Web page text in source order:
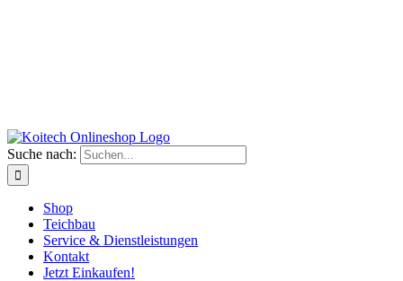
Suche nach:
Shop
Teichbau
Service & Dienstleistungen
Kontakt
Jetzt Einkaufen!